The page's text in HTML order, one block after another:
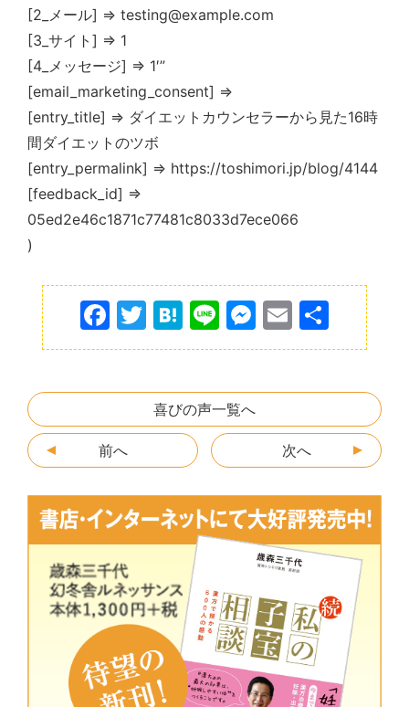
[2_メール] => testing@example.com
[3_サイト] => 1
[4_メッセージ] => 1′”
[email_marketing_consent] =>
[entry_title] => ダイエットカウンセラーから見た16時
間ダイエットのツボ
[entry_permalink] => https://toshimori.jp/blog/4144
[feedback_id] =>
05ed2e46c1871c77481c8033d7ece066
)
F
a
e
b
o
o
k
T
w
er
H
at
n
a
Li
n
M
e
s
e
n
g
er
E
m
l
有
喜びの声一覧へ
前へ 次へ